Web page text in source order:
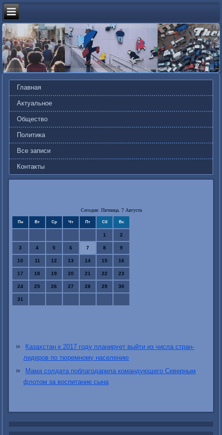
Главная
Актуальное
Общество
Политика
Все записи
Контакты
Сегодня: Пятница, 7 Августа
Пн Вт Ср Чт Пт Сб Вс
1 2
3 4 5 6 7 8 9
10 11 12 13 14 15 16
17 18 19 20 21 22 23
24 25 26 27 28 29 30
31
Казахстан к 2017 году планирует выйти из числа стран-
лидеров по тюремному населению
Мама солдата поблагодарила командующего Северным
флотом за воспитание сына